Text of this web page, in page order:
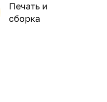
Печать и
сборка